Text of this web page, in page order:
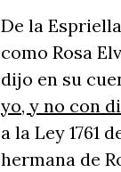
De la
como Rosa
dijo en su
yo, y no con
a la Ley 1761
hermana de